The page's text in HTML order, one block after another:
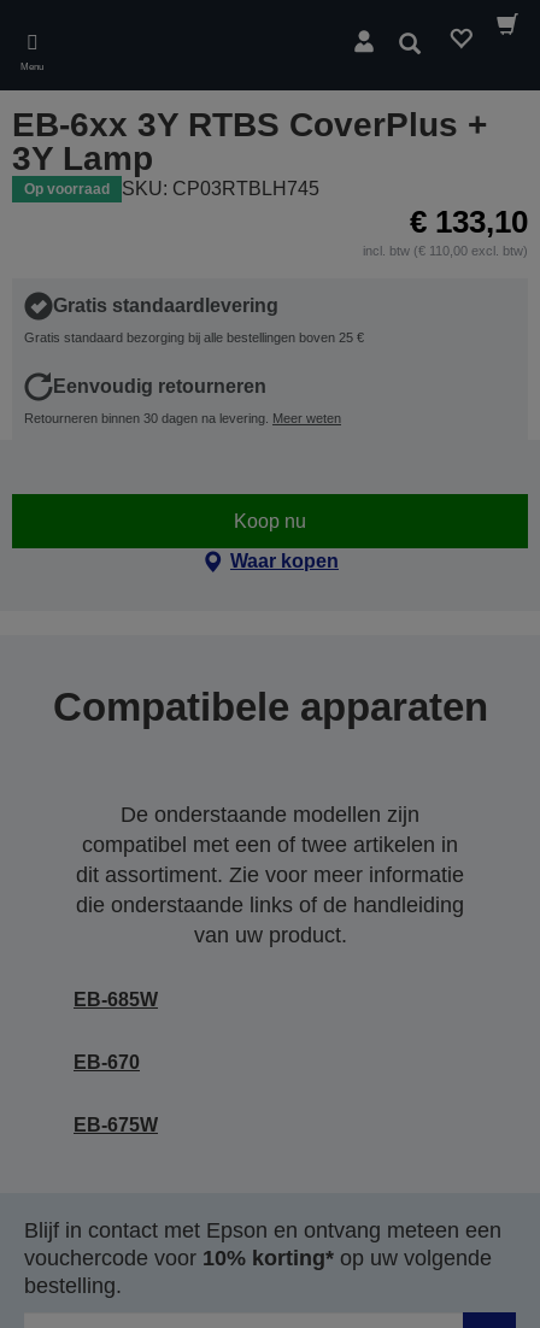
main
content
Menu
Zoeken
EB-6xx 3Y RTBS CoverPlus +
3Y Lamp
Op voorraad SKU: CP03RTBLH745
€ 133,10
incl. btw (€ 110,00 excl. btw)
Gratis standaardlevering
Gratis standaard bezorging bij alle bestellingen boven 25 €
Eenvoudig retourneren
Retourneren binnen 30 dagen na levering. Meer weten
Koop nu
Waar kopen
Compatibele apparaten
De onderstaande modellen zijn
compatibel met een of twee artikelen in
dit assortiment. Zie voor meer informatie
die onderstaande links of de handleiding
van uw product.
EB-685W
EB-670
EB-675W
Blijf in contact met Epson en ontvang meteen een
vouchercode voor 10% korting* op uw volgende
bestelling.